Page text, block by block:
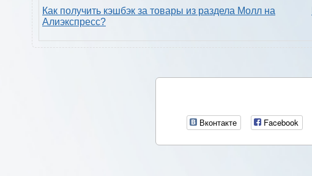
Как получить кэшбэк за товары из раздела Молл на
Алиэкспресс?
Вконтакте Facebook